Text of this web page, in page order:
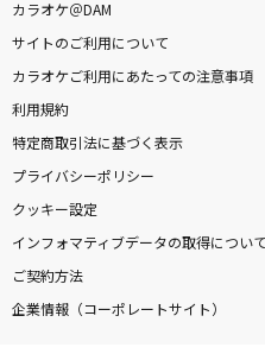
カラオケ＠DAM
サイトのご利用について
カラオケご利用にあたっての注意事項
利用規約
特定商取引法に基づく表示
プライバシーポリシー
クッキー設定
インフォマティブデータの取得について
ご契約方法
企業情報（コーポレートサイト）